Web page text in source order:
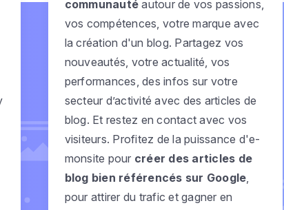
communauté autour de vos passions,
vos compétences, votre marque avec
la création d'un blog. Partagez vos
nouveautés, votre actualité, vos
performances, des infos sur votre
secteur d’activité avec des articles de
blog. Et restez en contact avec vos
visiteurs. Profitez de la puissance d'e-
monsite pour créer des articles de
blog bien référencés sur Google
pour attirer du trafic et gagner en